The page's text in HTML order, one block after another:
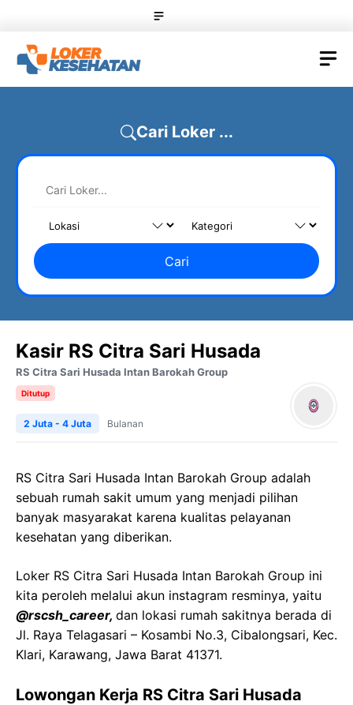
content
Cari Loker ...
Cari
Kasir RS Citra Sari Husada
RS Citra Sari Husada Intan Barokah Group
Ditutup
2 Juta - 4 Juta Bulanan
RS Citra Sari Husada Intan Barokah Group adalah
sebuah rumah sakit umum yang menjadi pilihan
banyak masyarakat karena kualitas pelayanan
kesehatan yang diberikan.
Loker RS Citra Sari Husada Intan Barokah Group ini
kita peroleh melalui akun instagram resminya, yaitu
@rscsh_career, dan lokasi rumah sakitnya berada di
Jl. Raya Telagasari – Kosambi No.3, Cibalongsari, Kec.
Klari, Karawang, Jawa Barat 41371.
Lowongan Kerja RS Citra Sari Husada